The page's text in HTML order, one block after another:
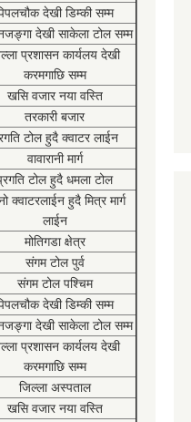
देखी डिम्की सम्म
देखी साकेला टोल सम्म
प्रशासन कार्यलय देखी
करमगाछि सम्म
खसि वजार नया वस्ति
तरकारी बजार
टोल हुदै क्वाटर लाईन
वावारानी मार्ग
टोल हुदै धमला टोल
क्वाटरलाईन हुदै मित्र मार्ग
लाईन
मोतिगडा क्षेत्र
संगम टोल पुर्व
संगम टोल पश्चिम
देखी डिम्की सम्म
देखी साकेला टोल सम्म
प्रशासन कार्यलय देखी
करमगाछि सम्म
जिल्ला अस्पताल
खसि वजार नया वस्ति